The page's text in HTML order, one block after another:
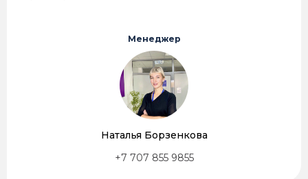
Менеджер
Наталья Борзенкова
+7 707 855 9855